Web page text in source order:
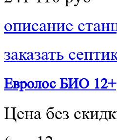
описание
заказать
Евролос БИО 12+
Цена без